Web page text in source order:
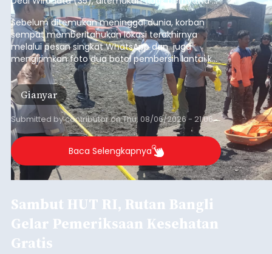
pesisir Pantai Purnama, Sukawati.
Sebelum ditemukan meninggal dunia, korban
sempat memberitahukan lokasi terakhirnya
melalui pesan singkat WhatsApp dan juga
mengirimkan foto dua botol pembersih lantai ke
istrinya.
Gianyar
Submitted bycontributoronThu, 08/06/2026 - 21:06
Baca Selengkapnya
Sambut HUT RI, Rutan Bangli
Gelar Pemeriksaan Kesehatan
Gratis